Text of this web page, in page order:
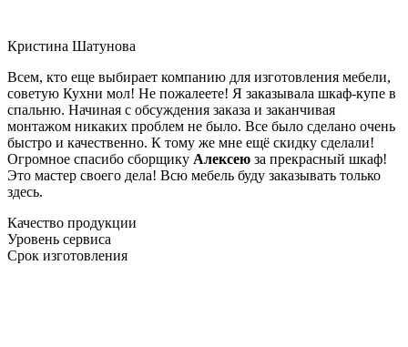
Кристина Шатунова
Всем, кто еще выбирает компанию для изготовления мебели,
советую Кухни мол! Не пожалеете! Я заказывала шкаф-купе в
спальню. Начиная с обсуждения заказа и заканчивая
монтажом никаких проблем не было. Все было сделано очень
быстро и качественно. К тому же мне ещё скидку сделали!
Огромное спасибо сборщику Алексею за прекрасный шкаф!
Это мастер своего дела! Всю мебель буду заказывать только
здесь.
Качество продукции
Уровень сервиса
Срок изготовления